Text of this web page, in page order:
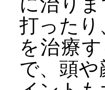
打ったり
を治療
で、頭